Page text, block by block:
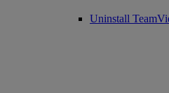
Uninstall